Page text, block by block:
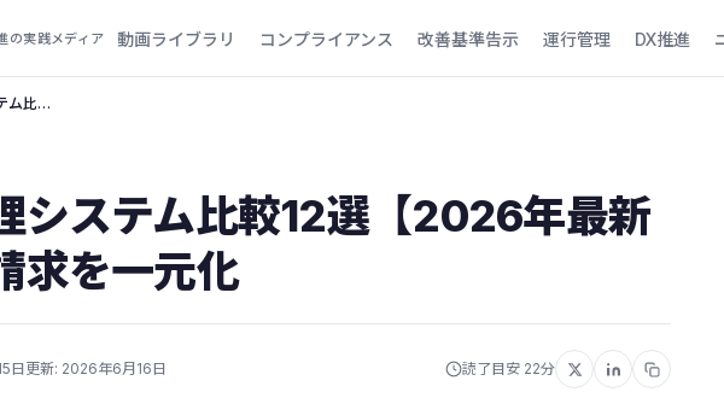
の実践メディア 動画ライブラリ コンプライアンス 改善基準告示 運行管理 DX推進
ム比…
システム比較12選【2026年最新
求を一元化
日更新: 2026年6月16日 読了目安 22分